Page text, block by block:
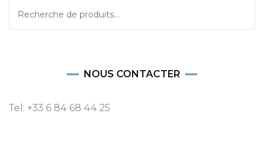
NOUS CONTACTER
Tel: +33 6 84 68 44 25